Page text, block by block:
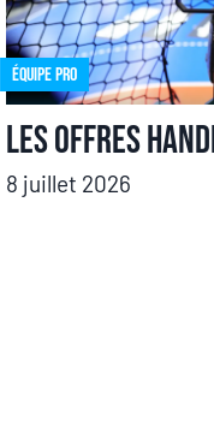
Équipe pro
Les offres
8 juillet 2026